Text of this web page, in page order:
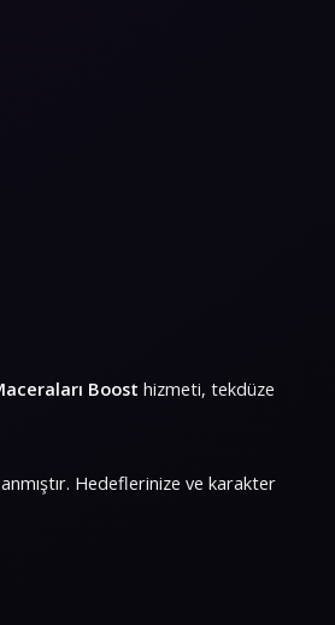
Boost hizmeti, tekdüze
Hedeflerinize ve karakter